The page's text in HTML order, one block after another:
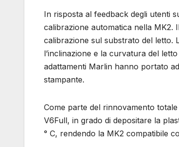
In risposta al feedback degli utenti
calibrazione automatica nella
calibrazione sul substrato del letto.
l’inclinazione e la curvatura del
adattamenti Marlin hanno portato
stampante.
Come parte del rinnovamento
V6Full, in grado di depositare la
° C, rendendo la MK2 compatibile